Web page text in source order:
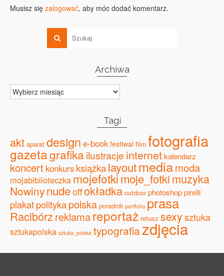
Musisz się zalogować, aby móc dodać komentarz.
Archiwa
Archiwa
Tagi
akt aparat design e-book festiwal film fotografia
gazetagrafikailustracje internetkalendarz
koncert konkurs książkalayoutmediamoda
mojabiblioteczka mojefotkimoje_fotkimuzyka
Nowinynudeoffokładka outdoor photoshoppirelli
plakatpolitykapolska poradnik portfolio prasa
Racibórz reklamareportaż retusz sexy sztuka
sztukapolska sztuka_polska typografia zdjęcia